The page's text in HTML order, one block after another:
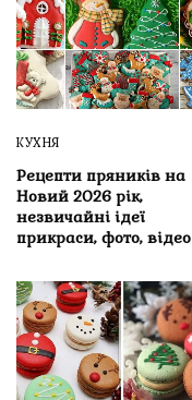
КУХНЯ
Рецепти пряників на
Новий 2026 рік,
незвичайні ідеї
прикраси, фото, відео